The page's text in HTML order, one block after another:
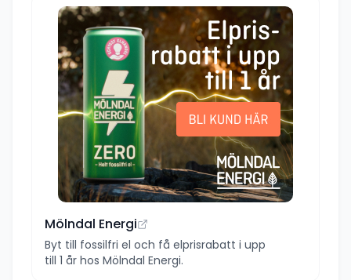
Mölndal Energi
Byt till fossilfri el och få elprisrabatt i upp
till 1 år hos Mölndal Energi.